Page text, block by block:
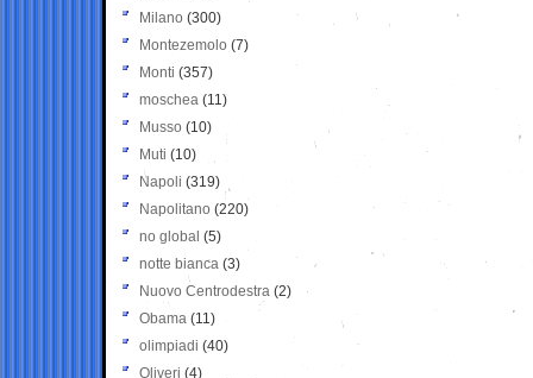
Milano (300)
Montezemolo (7)
Monti (357)
moschea (11)
Musso (10)
Muti (10)
Napoli (319)
Napolitano (220)
no global (5)
notte bianca (3)
Nuovo Centrodestra (2)
Obama (11)
olimpiadi (40)
Oliveri (4)